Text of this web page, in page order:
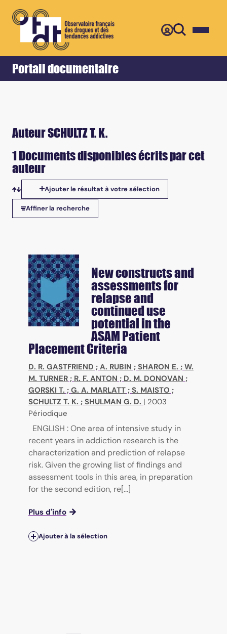
Portail documentaire
Accueil Retour
Auteur SCHULTZ T. K.
1 Documents disponibles écrits par cet
auteur
Tris disponibles
Ajouter le résultat à votre sélection
Affiner la recherche
New constructs and
assessments for
relapse and
continued use
potential in the
ASAM Patient
Placement Criteria
D. R. GASTFRIEND ; A. RUBIN ; SHARON E. ; W.
M. TURNER ; R. F. ANTON ; D. M. DONOVAN ;
GORSKI T. ; G. A. MARLATT ; S. MAISTO ;
SCHULTZ T. K. ; SHULMAN G. D. | 2003
Périodique
ENGLISH : One area of intensive study in
recent years in addiction research is the
characterization and prediction of relapse
risk. Given the growing list of findings and
assessment tools in this area, in preparation
for the second edition, re[...]
Plus d'info
Ajouter à la sélection